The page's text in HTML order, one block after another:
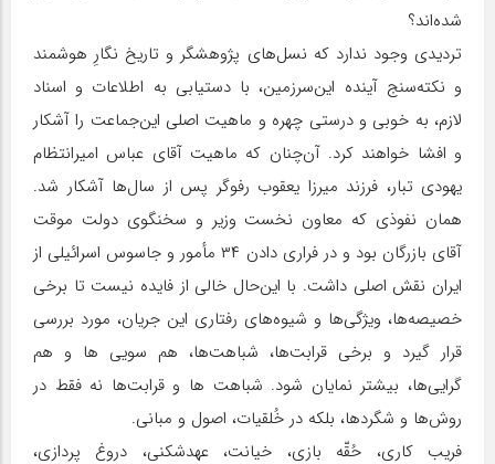
شده‌اند؟
تردیدی وجود ندارد که نسل‌های پژوهشگر و تاریخ نگارِ هوشمند
و نکته‌سنج آینده این‌سرزمین، با دستیابی به اطلاعات و اسناد
لازم، به خوبی و درستی چهره و ماهیت اصلی این‌جماعت را آشکار
و افشا خواهند کرد. آن‌چنان که ماهیت آقای عباس امیرانتظام
یهودی تبار، فرزند میرزا یعقوب رفوگر پس از سال‌ها آشکار شد.
همان نفوذی که معاون نخست وزیر و سخنگوی دولت موقت
آقای بازرگان بود و در فراری دادن ۳۴ مأمور و جاسوس اسرائیلی از
ایران نقش اصلی داشت. با این‌حال خالی از فایده نیست تا برخی
خصیصه‌ها، ویژگی‌ها و شیوه‌های رفتاری این جریان، مورد بررسی
قرار گیرد و برخی قرابت‌ها، شباهت‌ها، هم سویی ها و هم
گرایی‌ها، بیشتر نمایان شود. شباهت ها و قرابت‌ها نه فقط در
روش‌ها و شگردها، بلکه در خُلقیات، اصول و مبانی.
فریب کاری، حُقّه بازی، خیانت، عهدشکنی، دروغ پردازی،